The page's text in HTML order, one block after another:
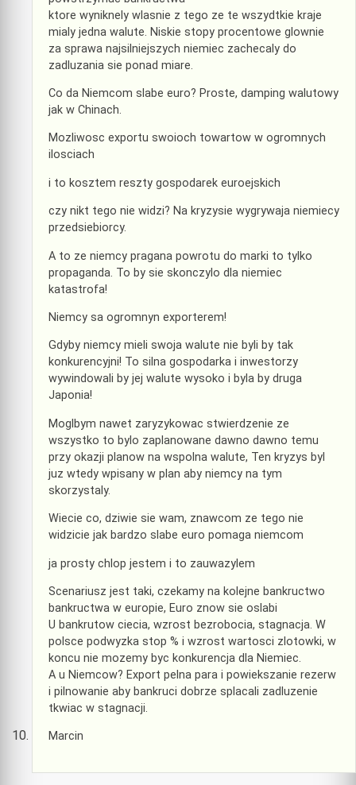
ktore wyniknely wlasnie z tego ze te wszydtkie kraje
mialy jedna walute. Niskie stopy procentowe glownie
za sprawa najsilniejszych niemiec zachecaly do
zadluzania sie ponad miare.
Co da Niemcom slabe euro? Proste, damping walutowy
jak w Chinach.
Mozliwosc exportu swoioch towartow w ogromnych
ilosciach
i to kosztem reszty gospodarek euroejskich
czy nikt tego nie widzi? Na kryzysie wygrywaja niemiecy
przedsiebiorcy.
A to ze niemcy pragana powrotu do marki to tylko
propaganda. To by sie skonczylo dla niemiec
katastrofa!
Niemcy sa ogromnyn exporterem!
Gdyby niemcy mieli swoja walute nie byli by tak
konkurencyjni! To silna gospodarka i inwestorzy
wywindowali by jej walute wysoko i byla by druga
Japonia!
Moglbym nawet zaryzykowac stwierdzenie ze
wszystko to bylo zaplanowane dawno dawno temu
przy okazji planow na wspolna walute, Ten kryzys byl
juz wtedy wpisany w plan aby niemcy na tym
skorzystaly.
Wiecie co, dziwie sie wam, znawcom ze tego nie
widzicie jak bardzo slabe euro pomaga niemcom
ja prosty chlop jestem i to zauwazylem
Scenariusz jest taki, czekamy na kolejne bankructwo
bankructwa w europie, Euro znow sie oslabi
U bankrutow ciecia, wzrost bezrobocia, stagnacja. W
polsce podwyzka stop % i wzrost wartosci zlotowki, w
koncu nie mozemy byc konkurencja dla Niemiec.
A u Niemcow? Export pelna para i powiekszanie rezerw
i pilnowanie aby bankruci dobrze splacali zadluzenie
tkwiac w stagnacji.
Marcin